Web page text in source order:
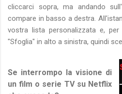
cliccarci sopra, ma andando
compare in basso a destra.
vostra lista personalizzata e,
"Sfoglia" in alto a sinistra, quindi
Se interrompo la visione di
un film o serie TV su Netflix